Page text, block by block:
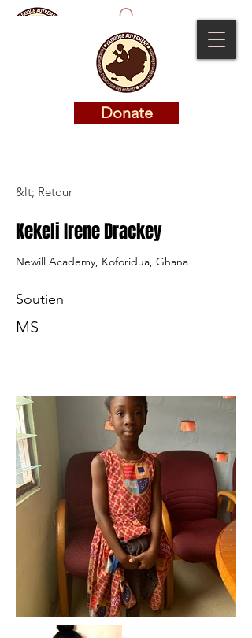
Donate
Donate
&lt; Retour
Kekeli Irene Drackey
Newill Academy, Koforidua, Ghana
Soutien
MS